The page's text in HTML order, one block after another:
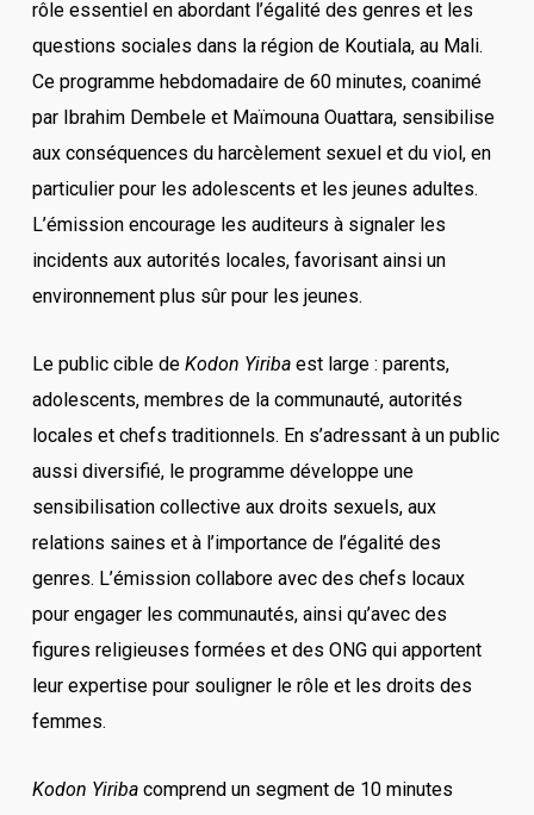
rôle essentiel en abordant l’égalité des genres et les
questions sociales dans la région de Koutiala, au Mali.
Ce programme hebdomadaire de 60 minutes, coanimé
par Ibrahim Dembele et Maïmouna Ouattara, sensibilise
aux conséquences du harcèlement sexuel et du viol, en
particulier pour les adolescents et les jeunes adultes.
L’émission encourage les auditeurs à signaler les
incidents aux autorités locales, favorisant ainsi un
environnement plus sûr pour les jeunes.
Le public cible de Kodon Yiribaest large : parents,
adolescents, membres de la communauté, autorités
locales et chefs traditionnels. En s’adressant à un public
aussi diversifié, le programme développe une
sensibilisation collective aux droits sexuels, aux
relations saines et à l’importance de l’égalité des
genres. L’émission collabore avec des chefs locaux
pour engager les communautés, ainsi qu’avec des
figures religieuses formées et des ONG qui apportent
leur expertise pour souligner le rôle et les droits des
femmes.
Kodon Yiribacomprend un segment de 10 minutes